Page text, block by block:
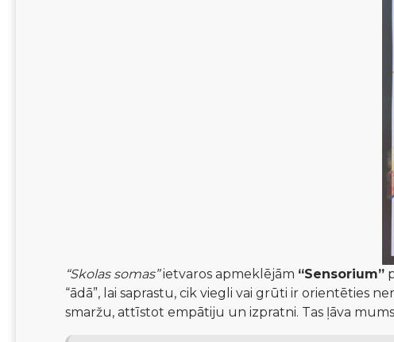
“Skolas somas” ietvaros apmeklējām “Sensorium”
“ādā”, lai saprastu, cik viegli vai grūti ir orientēties
smaržu, attīstot empātiju un izpratni. Tas ļāva